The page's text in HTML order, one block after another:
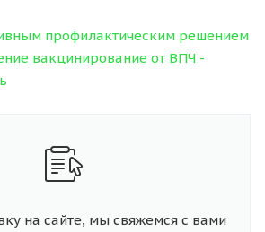
профилактическим решением
вакцинирование от ВПЧ -
на сайте, мы свяжемся с вами